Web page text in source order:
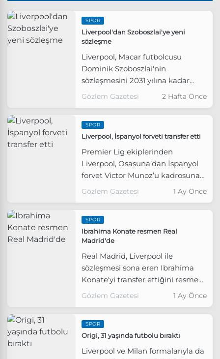
SPOR
Liverpool'dan Szoboszlai'ye yeni
sözleşme
Liverpool, Macar futbolcusu
Dominik Szoboszlai'nin
sözleşmesini 2031 yılına kadar
uzattı.
Gözlem Gazetesi 2 Hafta Önce
SPOR
Liverpool, İspanyol forveti transfer etti
Premier Lig ekiplerinden
Liverpool, Osasuna’dan İspanyol
forvet Victor Munoz’u kadrosuna
kattığını duyurdu.
Gözlem Gazetesi 1 Ay Önce
SPOR
Ibrahima Konate resmen Real
Madrid'de
Real Madrid, Liverpool ile
sözleşmesi sona eren Ibrahima
Konate'yi transfer ettiğini resmen
açıkladı.
Gözlem Gazetesi 1 Ay Önce
SPOR
Origi, 31 yaşında futbolu bıraktı
Liverpool ve Milan formalarıyla da